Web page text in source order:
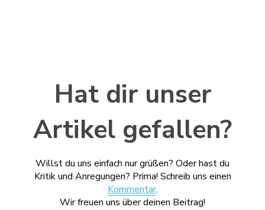
Hat dir unser
Artikel gefallen?
Willst du uns einfach nur grüßen? Oder hast du
Kritik und Anregungen? Prima! Schreib uns einen
Kommentar.
Wir freuen uns über deinen Beitrag!